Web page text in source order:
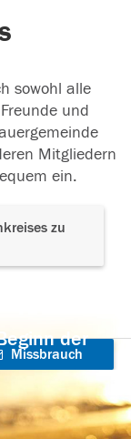
sowohl alle
und
Mitgliedern
ein.
zu
der
Missbrauch